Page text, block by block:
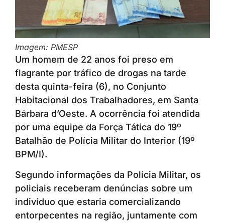
Imagem: PMESP
Um homem de 22 anos foi preso em
flagrante por tráfico de drogas na tarde
desta quinta-feira (6), no Conjunto
Habitacional dos Trabalhadores, em Santa
Bárbara d’Oeste. A ocorrência foi atendida
por uma equipe da Força Tática do 19º
Batalhão de Polícia Militar do Interior (19º
BPM/I).
Segundo informações da Polícia Militar, os
policiais receberam denúncias sobre um
indivíduo que estaria comercializando
entorpecentes na região, juntamente com